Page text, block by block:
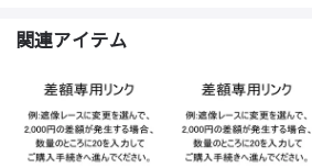
関連アイテム